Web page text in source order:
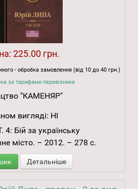
225.00 грн.
- обробка замовлення (від 10 до 40 грн.)
за тарифами перевізника
"КАМЕНЯР"
вигляді: НІ
Бій за українську
місто. – 2012. – 278 с.
Детальніше